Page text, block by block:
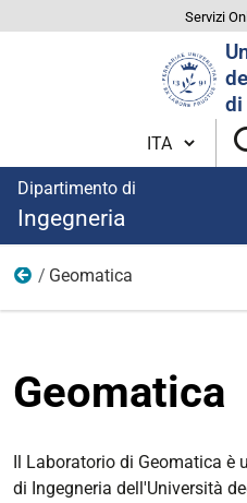
Servizi
di
Cambia
Dipartimento di
Ingegneria
Area civile
Geomatica
Geomatica
Il Laboratorio di Geomatica è
di Ingegneria dell'Università